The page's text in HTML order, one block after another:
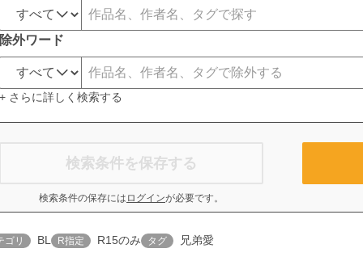
除外ワード
+ さらに詳しく検索する
検索条件を保存する
検索条件の保存には ログインが必要です。
ゴリ BL R指定 R15のみ タグ 兄弟愛